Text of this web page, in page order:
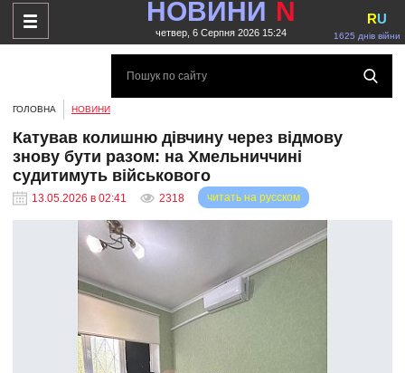
НОВИНИ N
четвер, 6 Серпня 2026 15:24 1625 днів війни
RU
ГОЛОВНА НОВИНИ
Катував колишню дівчину через відмову
знову бути разом: на Хмельниччині
судитимуть військового
13.05.2026 в 02:41 2318 читать на русском